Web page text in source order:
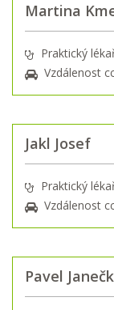
Martina
Praktický
Vzdálenost
Jakl Josef
Praktický
Vzdálenost
Pavel